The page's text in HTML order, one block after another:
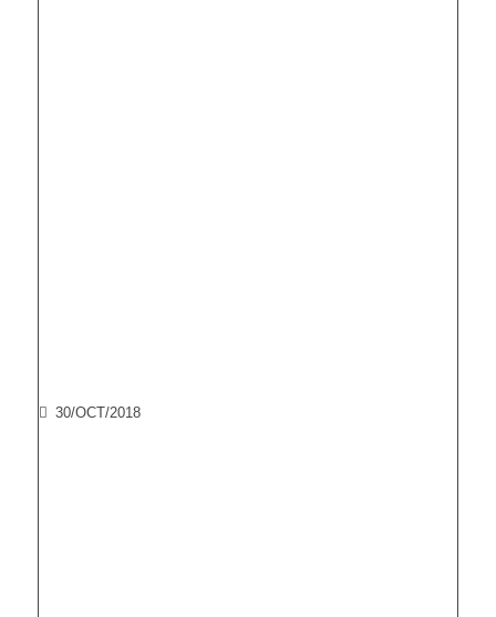
30/OCT/2018